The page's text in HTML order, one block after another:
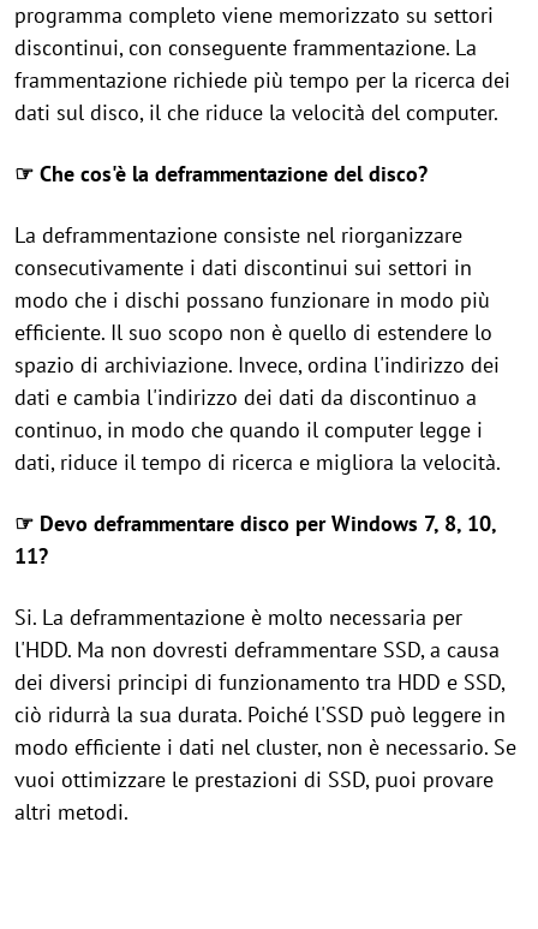
programma completo viene memorizzato su settori
discontinui, con conseguente frammentazione. La
frammentazione richiede più tempo per la ricerca dei
dati sul disco, il che riduce la velocità del computer.
☞ Che cos'è la deframmentazione del disco?
La deframmentazione consiste nel riorganizzare
consecutivamente i dati discontinui sui settori in
modo che i dischi possano funzionare in modo più
efficiente. Il suo scopo non è quello di estendere lo
spazio di archiviazione. Invece, ordina l'indirizzo dei
dati e cambia l'indirizzo dei dati da discontinuo a
continuo, in modo che quando il computer legge i
dati, riduce il tempo di ricerca e migliora la velocità.
☞ Devo deframmentare disco per Windows 7, 8, 10,
11?
Si. La deframmentazione è molto necessaria per
l'HDD. Ma non dovresti deframmentare SSD, a causa
dei diversi principi di funzionamento tra HDD e SSD,
ciò ridurrà la sua durata. Poiché l'SSD può leggere in
modo efficiente i dati nel cluster, non è necessario. Se
vuoi ottimizzare le prestazioni di SSD, puoi provare
altri metodi.